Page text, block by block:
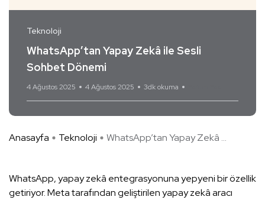
Teknoloji
WhatsApp’tan Yapay Zekâ ile Sesli
Sohbet Dönemi
4 Ağustos 2025 4 Ağustos 2025 3dk okuma
Anasayfa Teknoloji WhatsApp’tan Yapay Zekâ ...
WhatsApp, yapay zekâ entegrasyonuna yepyeni bir özellik
getiriyor. Meta tarafından geliştirilen yapay zekâ aracı